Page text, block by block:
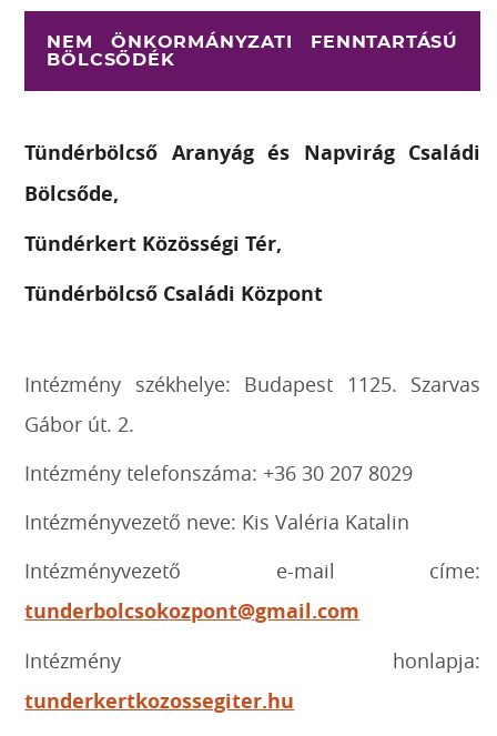
NEM ÖNKORMÁNYZATI FENNTARTÁSÚ
BÖLCSŐDÉK
Tündérbölcső Aranyág és Napvirág Családi
Bölcsőde,
Tündérkert Közösségi Tér,
Tündérbölcső Családi Központ
Intézmény székhelye: Budapest 1125. Szarvas
Gábor út. 2.
Intézmény telefonszáma: +36 30 207 8029
Intézményvezető neve: Kis Valéria Katalin
Intézményvezető e-mail címe:
tunderbolcsokozpont@gmail.com
Intézmény honlapja:
tunderkertkozossegiter.hu